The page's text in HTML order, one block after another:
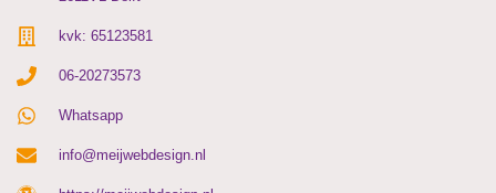
kvk: 65123581
06-20273573
Whatsapp
info@meijwebdesign.nl